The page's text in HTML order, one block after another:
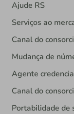
Ajude RS
Serviços ao
Canal do
Mudança de
Agente
Canal do
Portabilidade de